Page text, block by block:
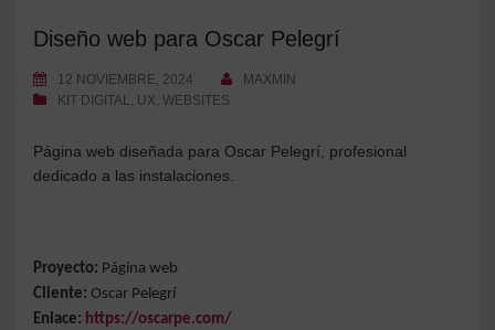
Diseño web para Oscar Pelegrí
12 NOVIEMBRE, 2024
MAXMIN
KIT DIGITAL, UX, WEBSITES
Página web diseñada para Oscar Pelegrí, profesional
dedicado a las instalaciones.
Proyecto: Página web
Cliente: Oscar Pelegrí
Enlace: https://oscarpe.com/